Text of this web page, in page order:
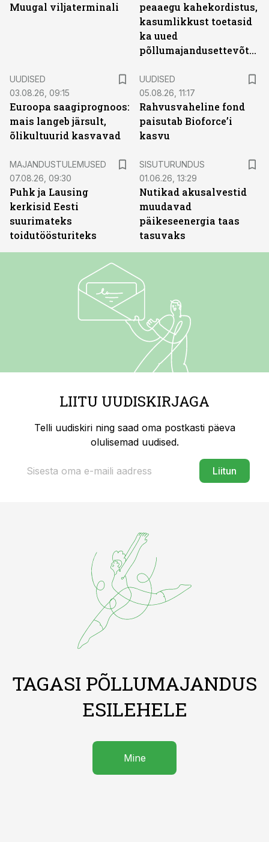
Muugal viljaterminali
peaaegu kahekordistus,
kasumlikkust toetasid
ka uued
põllumajandusettevõtted
UUDISED
03.08.26, 09:15
Euroopa saagiprognoos:
mais langeb järsult,
õlikultuurid kasvavad
UUDISED
05.08.26, 11:17
Rahvusvaheline fond
paisutab Bioforce’i
kasvu
MAJANDUSTULEMUSED
07.08.26, 09:30
Puhk ja Lausing
kerkisid Eesti
suurimateks
toidutöösturiteks
SISUTURUNDUS
01.06.26, 13:29
Nutikad akusalvestid
muudavad
päikeseenergia taas
tasuvaks
LIITU UUDISKIRJAGA
Telli uudiskiri ning saad oma postkasti päeva
olulisemad uudised.
Liitun
TAGASI PÕLLUMAJANDUS
ESILEHELE
Mine